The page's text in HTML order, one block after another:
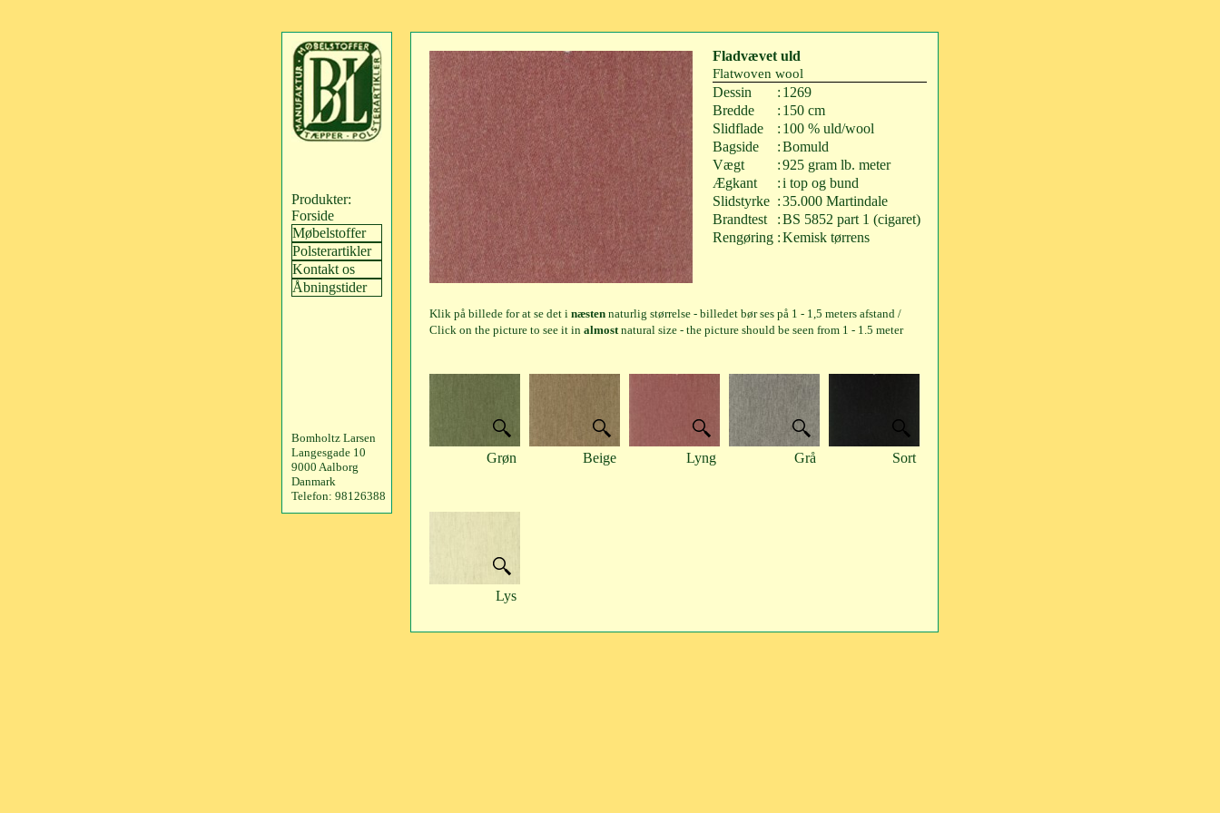
Produkter:
Forside
Møbelstoffer
Polsterartikler
Kontakt os
Åbningstider
Bomholtz Larsen
Langesgade 10
9000 Aalborg
Danmark
Telefon: 98126388
Fladvævet uld
Flatwoven wool
Dessin : 1269
Bredde
: 150 cm
Slidflade
: 100 % uld/wool
Bagside
:Bomuld
Vægt
:925 gram lb. meter
Ægkant
:i top og bund
Slidstyrke :35.000 Martindale
Brandtest
:BS 5852 part 1 (cigaret)
Rengøring :Kemisk tørrens
Klik på billede for at se det i næsten naturlig størrelse - billedet bør ses på 1 - 1,5 meters afstand /
Click on the picture to see it in almostnatural size - the picture should be seen from 1 - 1.5 meter
Grøn Beige Lyng Grå Sort
Lys